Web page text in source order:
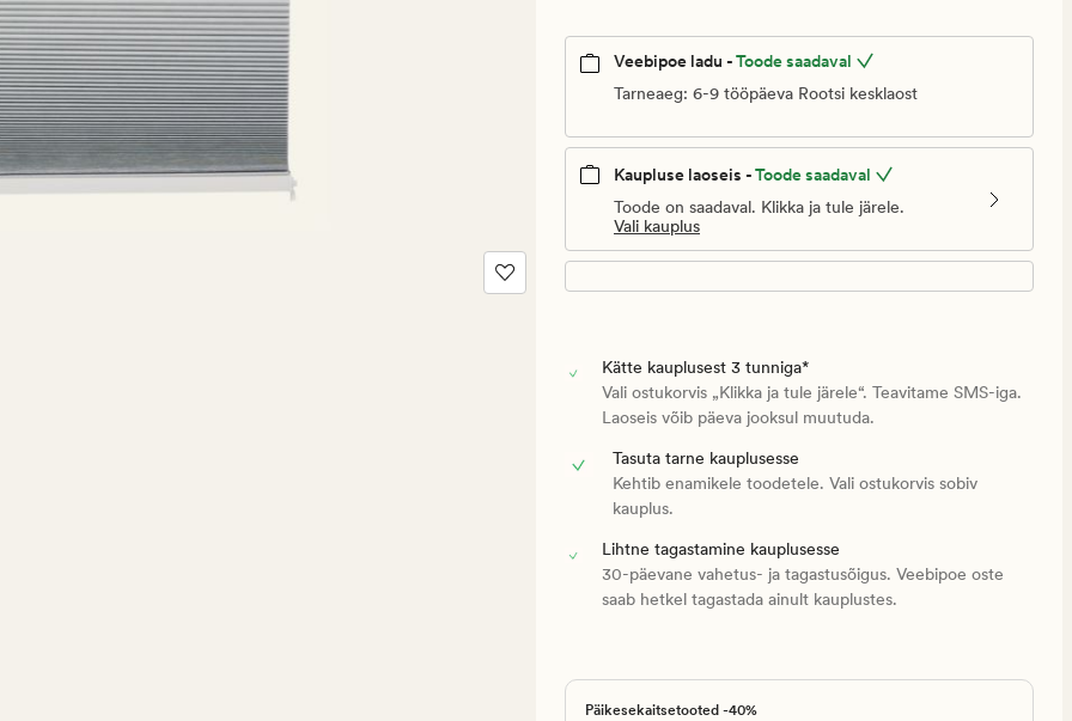
Veebipoe ladu -Toode saadaval
Tarneaeg: 6-9 tööpäeva Rootsi kesklaost
Kaupluse laoseis -Toode saadaval
Toode on saadaval. Klikka ja tule järele.
Vali kauplus
Kätte kauplusest 3 tunniga*
Vali ostukorvis „Klikka ja tule järele“. Teavitame SMS-iga.
Laoseis võib päeva jooksul muutuda.
Tasuta tarne kauplusesse
Kehtib enamikele toodetele. Vali ostukorvis sobiv
kauplus.
Lihtne tagastamine kauplusesse
30-päevane vahetus- ja tagastusõigus. Veebipoe oste
saab hetkel tagastada ainult kauplustes.
Päikesekaitsetooted -40%